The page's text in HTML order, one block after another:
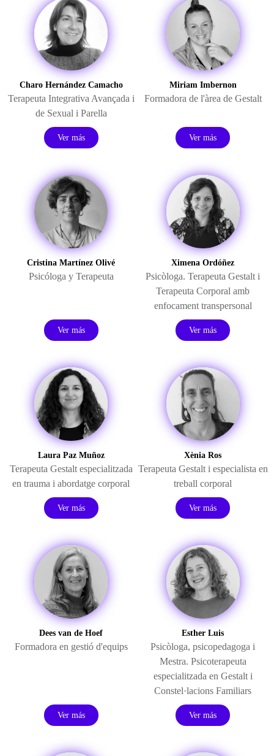
Charo Hernández Camacho
Terapeuta Integrativa Avançada i
de Sexual i Parella
Ver más
Miriam Imbernon
Formadora de l'àrea de Gestalt
Ver más
Cristina Martínez Olivé
Psicóloga y Terapeuta
Ver más
Ximena Ordóñez
Psicòloga. Terapeuta Gestalt i
Terapeuta Corporal amb
enfocament transpersonal
Ver más
Laura Paz Muñoz
Terapeuta Gestalt especialitzada
en trauma i abordatge corporal
Ver más
Xènia Ros
Terapeuta Gestalt i especialista en
treball corporal
Ver más
Dees van de Hoef
Formadora en gestió d'equips
Ver más
Esther Luis
Psicòloga, psicopedagoga i
Mestra. Psicoterapeuta
especialitzada en Gestalt i
Constel·lacions Familiars
Ver más